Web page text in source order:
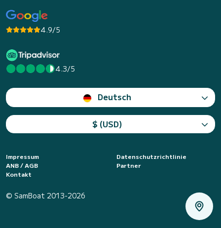
4.9/5
4.3/5
Deutsch
$ (USD)
Impressum
Datenschutzrichtlinie
ANB / AGB
Partner
Kontakt
© SamBoat 2013-2026